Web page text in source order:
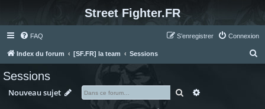
Street Fighter.FR
FAQ Connexion
S’enregistrer
Index du forum [SF.FR] la team Sessions
Sessions
Nouveau sujet Rechercher